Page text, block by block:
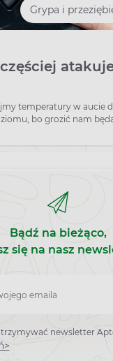
Grypa i
temperatury w aucie
bo grozić nam
Bądź na bieżąco,
się na nasz
newsletter